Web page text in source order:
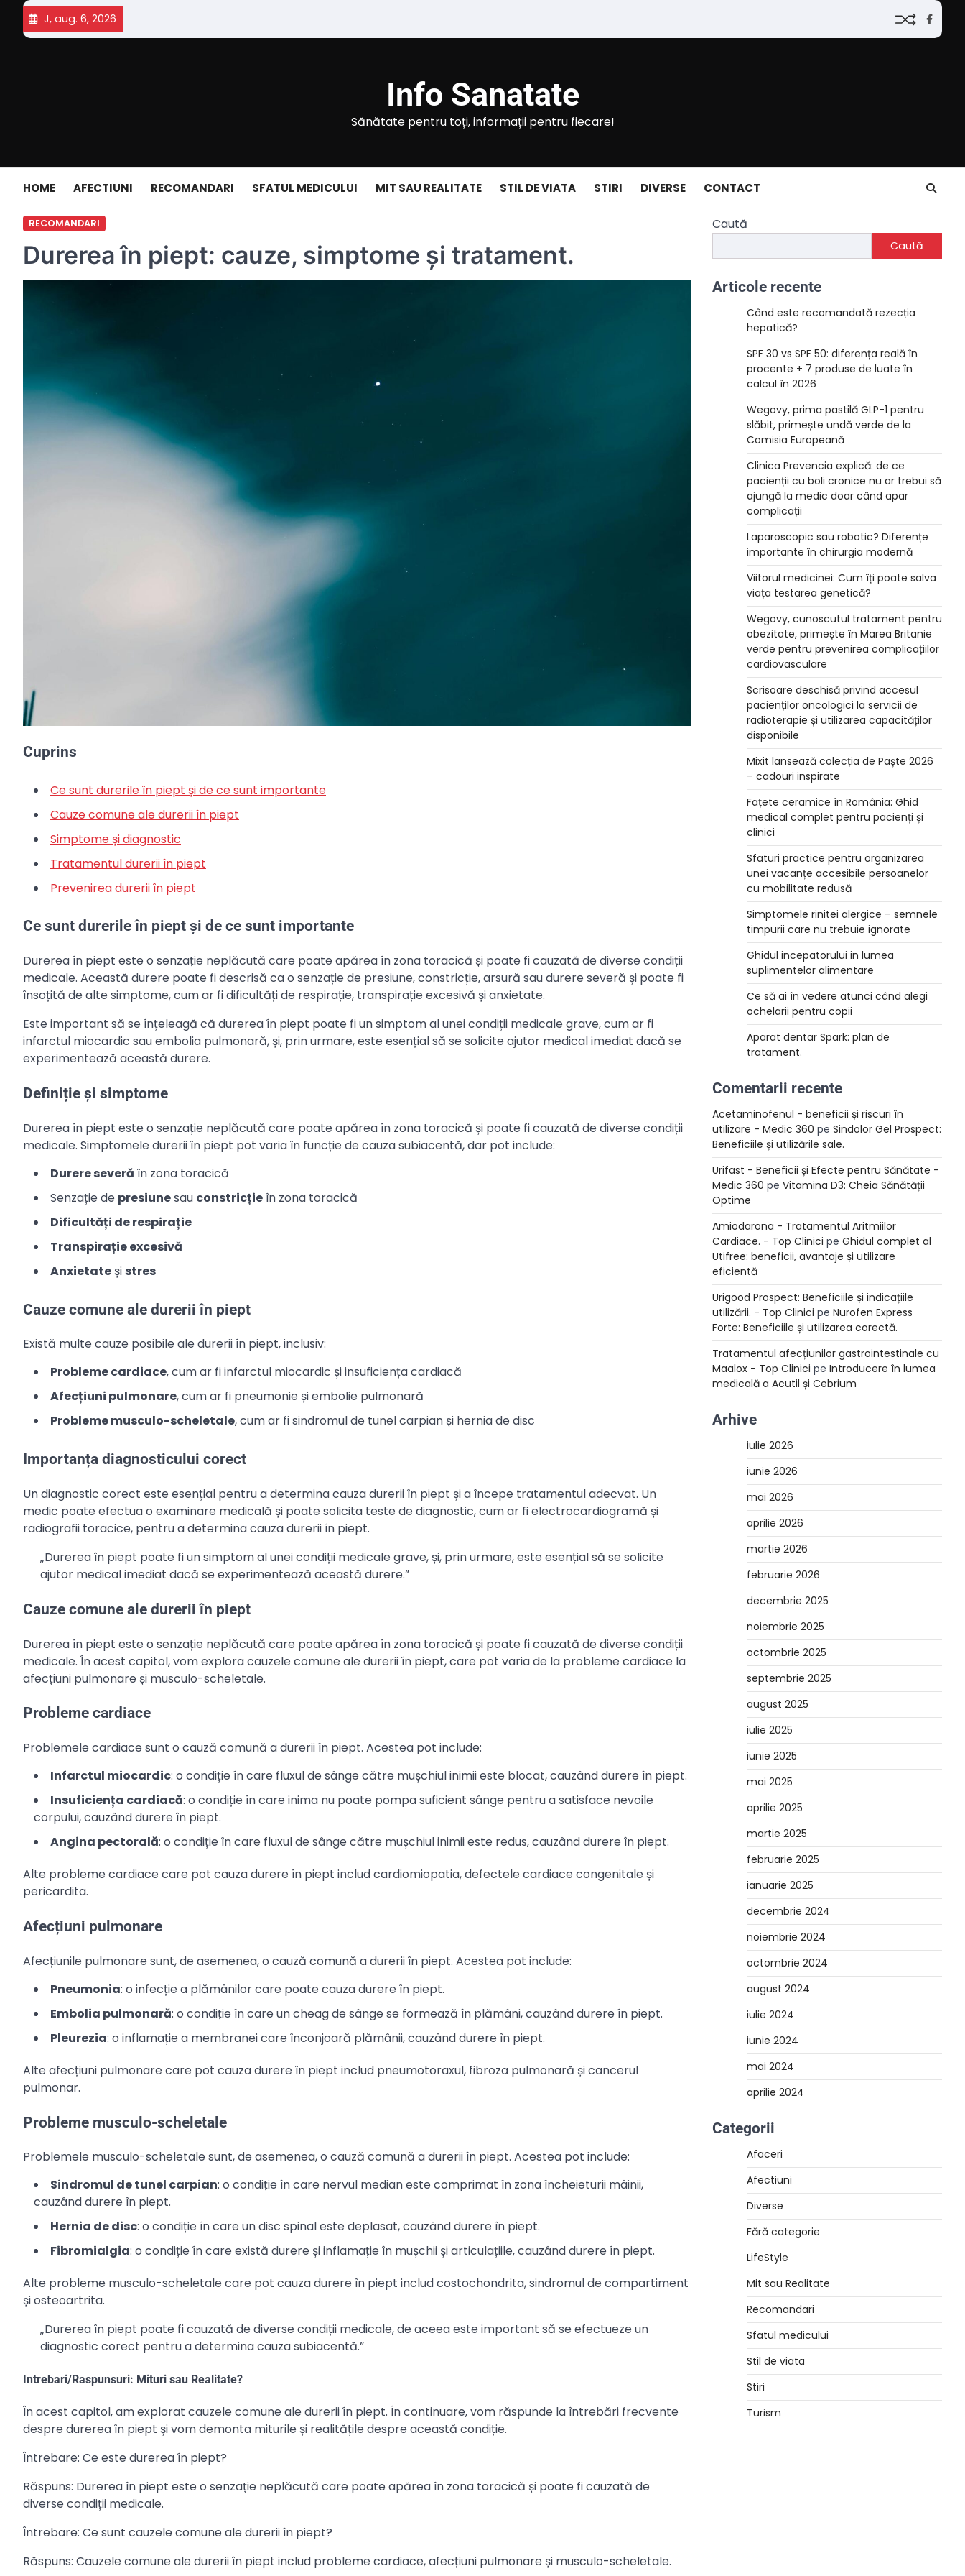
content
J, aug. 6, 2026
Info Sanatate
Sănătate pentru toți, informații pentru fiecare!
HOME AFECTIUNI RECOMANDARI SFATUL MEDICULUI MIT SAU REALITATE STIL DE VIATA STIRI DIVERSE CONTACT
RECOMANDARI
Durerea în piept: cauze, simptome și tratament.
Cuprins
Ce sunt durerile în piept și de ce sunt importante
Cauze comune ale durerii în piept
Simptome și diagnostic
Tratamentul durerii în piept
Prevenirea durerii în piept
Ce sunt durerile în piept și de ce sunt importante
Durerea în piept este o senzație neplăcută care poate apărea în zona toracică și poate fi cauzată de diverse condiții
medicale. Această durere poate fi descrisă ca o senzație de presiune, constricție, arsură sau durere severă și poate fi
însoțită de alte simptome, cum ar fi dificultăți de respirație, transpirație excesivă și anxietate.
Este important să se înțeleagă că durerea în piept poate fi un simptom al unei condiții medicale grave, cum ar fi
infarctul miocardic sau embolia pulmonară, și, prin urmare, este esențial să se solicite ajutor medical imediat dacă se
experimentează această durere.
Definiție și simptome
Durerea în piept este o senzație neplăcută care poate apărea în zona toracică și poate fi cauzată de diverse condiții
medicale. Simptomele durerii în piept pot varia în funcție de cauza subiacentă, dar pot include:
Durere severă în zona toracică
Senzație de presiunesau constricțieîn zona toracică
Dificultăți de respirație
Transpirație excesivă
Anxietate și stres
Cauze comune ale durerii în piept
Există multe cauze posibile ale durerii în piept, inclusiv:
Probleme cardiace, cum ar fi infarctul miocardic și insuficiența cardiacă
Afecțiuni pulmonare, cum ar fi pneumonie și embolie pulmonară
Probleme musculo-scheletale, cum ar fi sindromul de tunel carpian și hernia de disc
Importanța diagnosticului corect
Un diagnostic corect este esențial pentru a determina cauza durerii în piept și a începe tratamentul adecvat. Un
medic poate efectua o examinare medicală și poate solicita teste de diagnostic, cum ar fi electrocardiogramă și
radiografii toracice, pentru a determina cauza durerii în piept.
„Durerea în piept poate fi un simptom al unei condiții medicale grave, și, prin urmare, este esențial să se solicite
ajutor medical imediat dacă se experimentează această durere.”
Cauze comune ale durerii în piept
Durerea în piept este o senzație neplăcută care poate apărea în zona toracică și poate fi cauzată de diverse condiții
medicale. În acest capitol, vom explora cauzele comune ale durerii în piept, care pot varia de la probleme cardiace la
afecțiuni pulmonare și musculo-scheletale.
Probleme cardiace
Problemele cardiace sunt o cauză comună a durerii în piept. Acestea pot include:
Infarctul miocardic: o condiție în care fluxul de sânge către mușchiul inimii este blocat, cauzând durere în piept.
Insuficiența cardiacă: o condiție în care inima nu poate pompa suficient sânge pentru a satisface nevoile
corpului, cauzând durere în piept.
Angina pectorală: o condiție în care fluxul de sânge către mușchiul inimii este redus, cauzând durere în piept.
Alte probleme cardiace care pot cauza durere în piept includ cardiomiopatia, defectele cardiace congenitale și
pericardita.
Afecțiuni pulmonare
Afecțiunile pulmonare sunt, de asemenea, o cauză comună a durerii în piept. Acestea pot include:
Pneumonia: o infecție a plămânilor care poate cauza durere în piept.
Embolia pulmonară: o condiție în care un cheag de sânge se formează în plămâni, cauzând durere în piept.
Pleurezia: o inflamație a membranei care înconjoară plămânii, cauzând durere în piept.
Alte afecțiuni pulmonare care pot cauza durere în piept includ pneumotoraxul, fibroza pulmonară și cancerul
pulmonar.
Probleme musculo-scheletale
Problemele musculo-scheletale sunt, de asemenea, o cauză comună a durerii în piept. Acestea pot include:
Sindromul de tunel carpian: o condiție în care nervul median este comprimat în zona încheieturii mâinii,
cauzând durere în piept.
Hernia de disc: o condiție în care un disc spinal este deplasat, cauzând durere în piept.
Fibromialgia: o condiție în care există durere și inflamație în mușchii și articulațiile, cauzând durere în piept.
Alte probleme musculo-scheletale care pot cauza durere în piept includ costochondrita, sindromul de compartiment
și osteoartrita.
„Durerea în piept poate fi cauzată de diverse condiții medicale, de aceea este important să se efectueze un
diagnostic corect pentru a determina cauza subiacentă.”
Intrebari/Raspunsuri: Mituri sau Realitate?
În acest capitol, am explorat cauzele comune ale durerii în piept. În continuare, vom răspunde la întrebări frecvente
despre durerea în piept și vom demonta miturile și realitățile despre această condiție.
Întrebare: Ce este durerea în piept?
Răspuns: Durerea în piept este o senzație neplăcută care poate apărea în zona toracică și poate fi cauzată de
diverse condiții medicale.
Întrebare: Ce sunt cauzele comune ale durerii în piept?
Răspuns: Cauzele comune ale durerii în piept includ probleme cardiace, afecțiuni pulmonare și musculo-scheletale.
Caută
Caută
Articole recente
Când este recomandată rezecția
hepatică?
SPF 30 vs SPF 50: diferența reală în
procente + 7 produse de luate în
calcul în 2026
Wegovy, prima pastilă GLP-1 pentru
slăbit, primește undă verde de la
Comisia Europeană
Clinica Prevencia explică: de ce
pacienții cu boli cronice nu ar trebui să
ajungă la medic doar când apar
complicații
Laparoscopic sau robotic? Diferențe
importante în chirurgia modernă
Viitorul medicinei: Cum îți poate salva
viața testarea genetică?
Wegovy, cunoscutul tratament pentru
obezitate, primește în Marea Britanie
verde pentru prevenirea complicațiilor
cardiovasculare
Scrisoare deschisă privind accesul
pacienților oncologici la servicii de
radioterapie și utilizarea capacităților
disponibile
Mixit lansează colecția de Paște 2026
– cadouri inspirate
Fațete ceramice în România: Ghid
medical complet pentru pacienți și
clinici
Sfaturi practice pentru organizarea
unei vacanțe accesibile persoanelor
cu mobilitate redusă
Simptomele rinitei alergice – semnele
timpurii care nu trebuie ignorate
Ghidul incepatorului in lumea
suplimentelor alimentare
Ce să ai în vedere atunci când alegi
ochelarii pentru copii
Aparat dentar Spark: plan de
tratament.
Comentarii recente
Acetaminofenul - beneficii și riscuri în
utilizare - Medic 360 pe Sindolor Gel Prospect:
Beneficiile și utilizările sale.
Urifast - Beneficii și Efecte pentru Sănătate -
Medic 360 pe Vitamina D3: Cheia Sănătății
Optime
Amiodarona - Tratamentul Aritmiilor
Cardiace. - Top Clinici pe Ghidul complet al
Utifree: beneficii, avantaje și utilizare
eficientă
Urigood Prospect: Beneficiile și indicațiile
utilizării. - Top Clinici pe Nurofen Express
Forte: Beneficiile și utilizarea corectă.
Tratamentul afecțiunilor gastrointestinale cu
Maalox - Top Clinici pe Introducere în lumea
medicală a Acutil și Cebrium
Arhive
iulie 2026
iunie 2026
mai 2026
aprilie 2026
martie 2026
februarie 2026
decembrie 2025
noiembrie 2025
octombrie 2025
septembrie 2025
august 2025
iulie 2025
iunie 2025
mai 2025
aprilie 2025
martie 2025
februarie 2025
ianuarie 2025
decembrie 2024
noiembrie 2024
octombrie 2024
august 2024
iulie 2024
iunie 2024
mai 2024
aprilie 2024
Categorii
Afaceri
Afectiuni
Diverse
Fără categorie
LifeStyle
Mit sau Realitate
Recomandari
Sfatul medicului
Stil de viata
Stiri
Turism